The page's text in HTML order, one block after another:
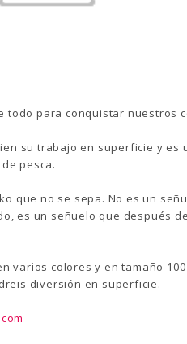
todo para conquistar nuestros
su trabajo en superficie y es
pesca.
que no se sepa. No es un
es un señuelo que después
varios colores y en tamaño 100
diversión en superficie.